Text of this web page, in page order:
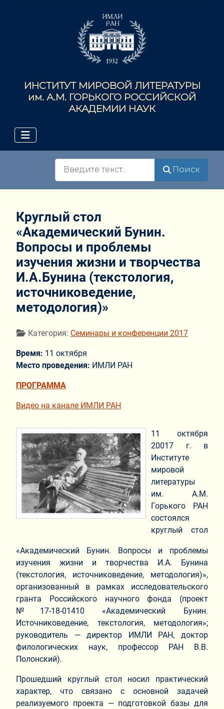
ИНСТИТУТ МИРОВОЙ ЛИТЕРАТУРЫ
им. А.М. ГОРЬКОГО РОССИЙСКОЙ
АКАДЕМИИ НАУК
Поиск
Круглый стол
«Академический Бунин.
Вопросы и проблемы
изучения жизни и творчества
И.А.Бунина (текстология,
источниковедение,
методология)»
Информация о материале
Категория: Семинары и конференции 2017
Время: 11 октября
Место проведения: ИМЛИ РАН
ПРОГРАММА
Видео на канале ИМЛИ РАН
11 октября
20017 г. в
Институте
мировой
литературы
им. А.М.
Горького РАН
состоялся
круглый стол
«Академический Бунин. Вопросы и проблемы
изучения жизни и творчества И.А. Бунина
(текстология, источниковедение, методология)»,
организованный в рамках исследовательского
гранта Российского научного фонда (проект
№17‑18‑01410 «Академический Бунин.
Источниковедение, текстология, методология»;
руководитель — директор ИМЛИ РАН, доктор
филологических наук, профессор РАН В.В.
Полонский).
Прошедший круглый стол носил практический
характер, что связано с основной задачей
реализуемого проекта — подготовкой базы для